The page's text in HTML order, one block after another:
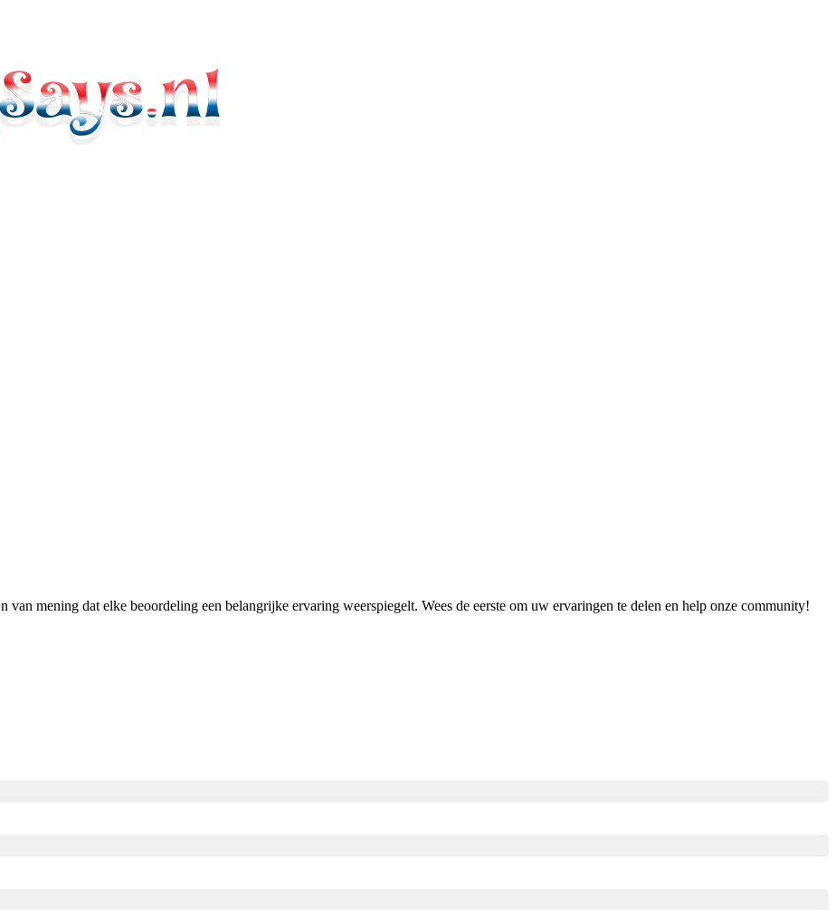
van mening dat elke beoordeling een belangrijke ervaring weerspiegelt. Wees de eerste om uw ervaringen te delen en help onze community!